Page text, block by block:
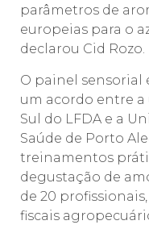
parâmetros de
europeias para o
declarou Cid Rozo.
O painel sensorial
um acordo entre a
Sul do LFDA e a
Saúde de Porto
treinamentos
degustação de
de 20
fiscais